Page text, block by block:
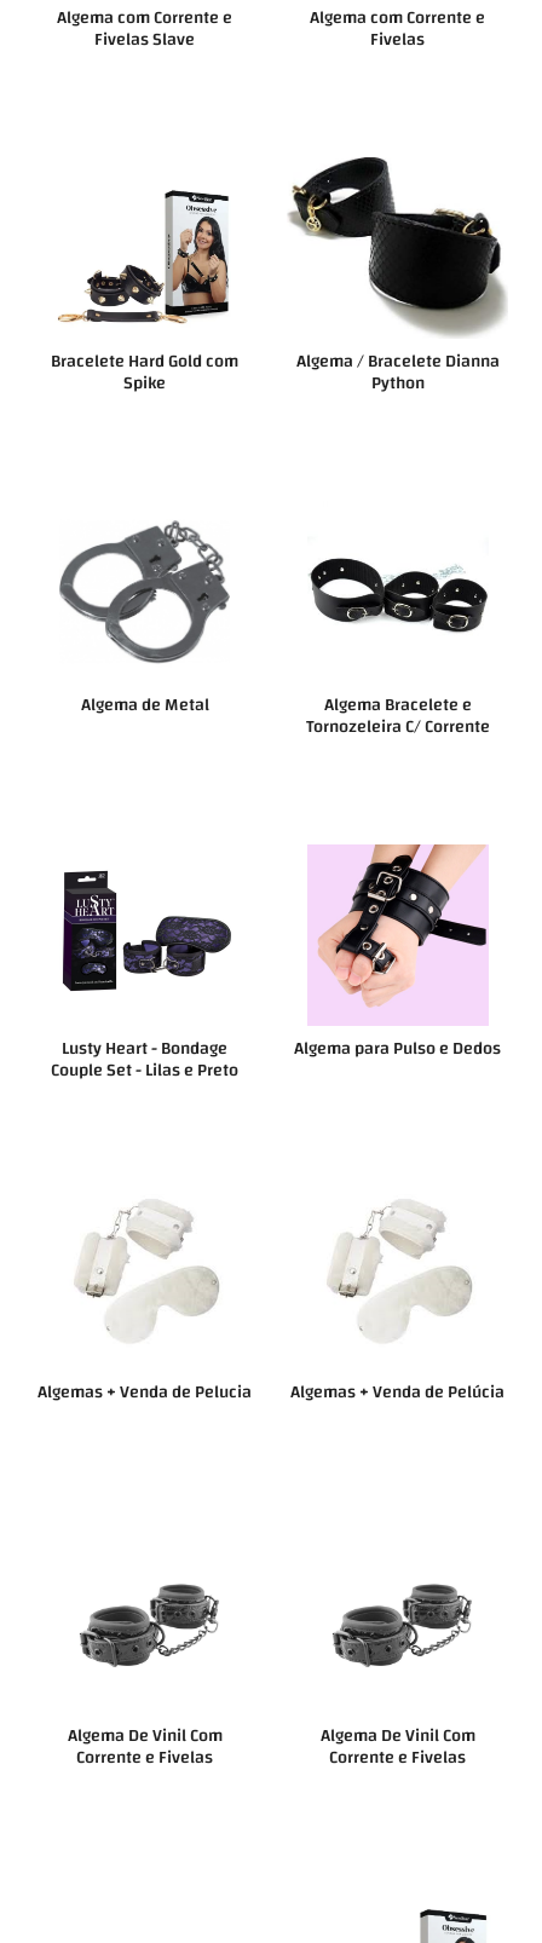
Algema com Corrente e
Fivelas Slave
Algema com Corrente e
Fivelas
Bracelete Hard Gold com
Spike
Algema / Bracelete Dianna
Python
Algema de Metal Algema Bracelete e
Tornozeleira C/ Corrente
Lusty Heart - Bondage
Couple Set - Lilas e Preto
Algema para Pulso e Dedos
Algemas + Venda de Pelucia Algemas + Venda de Pelúcia
Algema De Vinil Com
Corrente e Fivelas
Algema De Vinil Com
Corrente e Fivelas